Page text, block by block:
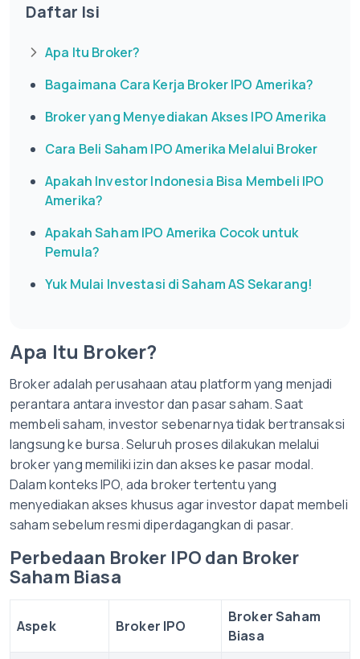
Daftar Isi
Apa Itu Broker?
Bagaimana Cara Kerja Broker IPO Amerika?
Broker yang Menyediakan Akses IPO Amerika
Cara Beli Saham IPO Amerika Melalui Broker
Apakah Investor Indonesia Bisa Membeli IPO
Amerika?
Apakah Saham IPO Amerika Cocok untuk
Pemula?
Yuk Mulai Investasi di Saham AS Sekarang!
Apa Itu Broker?
Broker adalah perusahaan atau platform yang menjadi
perantara antara investor dan pasar saham. Saat
membeli saham, investor sebenarnya tidak bertransaksi
langsung ke bursa. Seluruh proses dilakukan melalui
broker yang memiliki izin dan akses ke pasar modal.
Dalam konteks IPO, ada broker tertentu yang
menyediakan akses khusus agar investor dapat membeli
saham sebelum resmi diperdagangkan di pasar.
Perbedaan Broker IPO dan Broker
Saham Biasa
Aspek Broker IPO
Broker Saham
Biasa